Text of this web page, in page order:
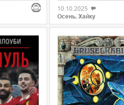
10.10.2025
Осень. Хайку